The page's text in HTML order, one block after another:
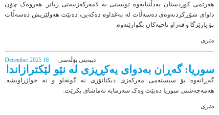
هەرێمی کوردستان بەدڵنیایەوە ێویستی بە لامەرکەزییەتی زیاتر. هەروەک چۆن
داوای شۆڕکردنەوەی دەسەڵات لە بەغداوە دەكەین، دەبێت هەولێریش دەسەڵات
بۆ پارێزگا و قەزاو ناحیەکان بگوازێتەوە.
مێری
18 December 2025 دیبەیتی پۆڵەسی
سوریا: گەڕان بەدوای یەکڕیزی لە نێو لێكترازاندا
گەڕانەوە بۆ سیستەمی مەرکەزی دیکتاتۆری نە گونجاو و نە خوازراویشە.
هەمەچەشنی سوریا دەبێت وەک سەرمایە تەماشای بکرێت.
مێری